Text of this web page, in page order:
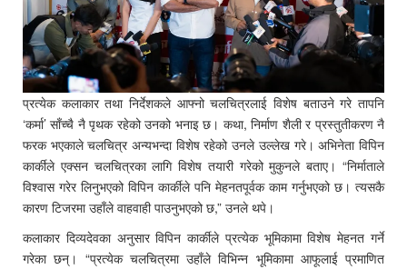
प्रत्येक कलाकार तथा निर्देशकले आफ्नो चलचित्रलाई विशेष बताउने गरे तापनि
‘कर्मा’ साँच्चै नै पृथक रहेको उनको भनाइ छ। कथा, निर्माण शैली र प्रस्तुतीकरण नै
फरक भएकाले चलचित्र अन्यभन्दा विशेष रहेको उनले उल्लेख गरे। अभिनेता विपिन
कार्कीले एक्सन चलचित्रका लागि विशेष तयारी गरेको मुकुनले बताए। “निर्माताले
विश्वास गरेर लिनुभएको विपिन कार्कीले पनि मेहनतपूर्वक काम गर्नुभएको छ। त्यसकै
कारण टिजरमा उहाँले वाहवाही पाउनुभएको छ,” उनले थपे।
कलाकार दिव्यदेवका अनुसार विपिन कार्कीले प्रत्येक भूमिकामा विशेष मेहनत गर्ने
गरेका छन्। “प्रत्येक चलचित्रमा उहाँले विभिन्न भूमिकामा आफूलाई प्रमाणित